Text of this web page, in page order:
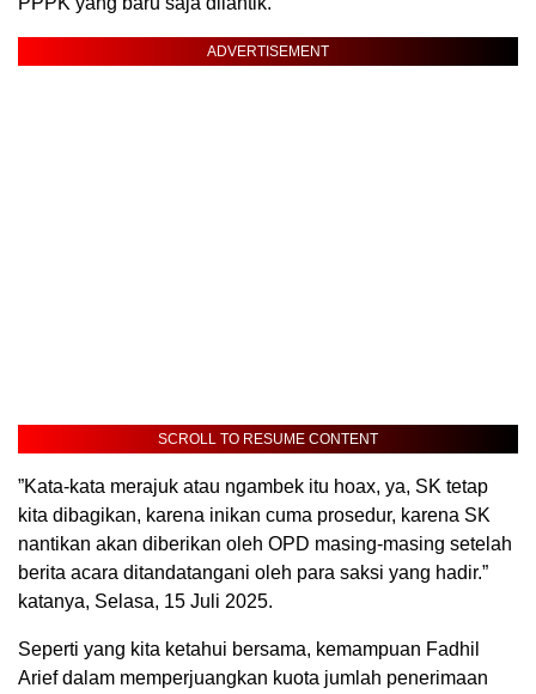
ADVERTISEMENT
SCROLL TO RESUME CONTENT
‎”Kata-kata merajuk atau ngambek itu hoax, ya, SK tetap
kita dibagikan, karena inikan cuma prosedur, karena SK
nantikan akan diberikan oleh OPD masing-masing setelah
berita acara ditandatangani oleh para saksi yang hadir.”
katanya, Selasa, 15 Juli 2025.
Seperti yang kita ketahui bersama, kemampuan Fadhil
Arief dalam memperjuangkan kuota jumlah penerimaan